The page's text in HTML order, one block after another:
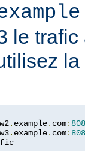
le
. example. com:
. example. com: